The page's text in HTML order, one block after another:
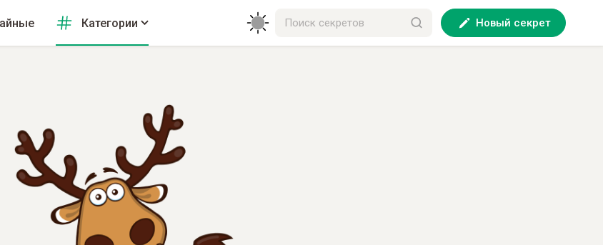
Категории Новый секрет